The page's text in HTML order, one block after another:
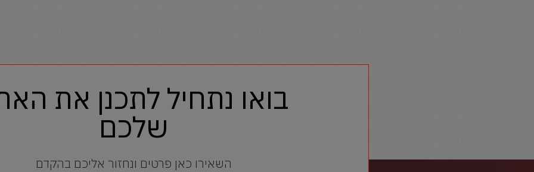
בואו נתחיל לתכנן את
שלכם
השאירו כאן פרטים ונחזור אליכם בהקדם